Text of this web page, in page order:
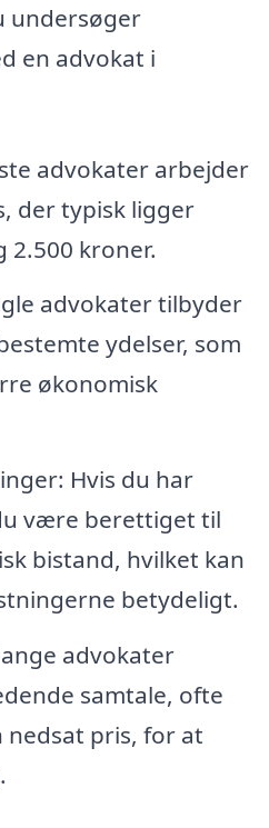
undersøger
en advokat i
advokater arbejder
der typisk ligger
2.500 kroner.
advokater tilbyder
ydelser, som
økonomisk
Hvis du har
være berettiget til
bistand, hvilket kan
betydeligt.
advokater
samtale, ofte
nedsat pris, for at